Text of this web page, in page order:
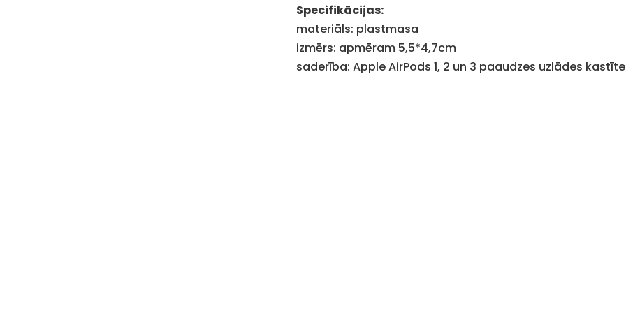
Specifikācijas:
materiāls: plastmasa
izmērs: apmēram 5,5*4,7cm
saderība: Apple AirPods 1, 2 un 3 paaudzes uzlādes